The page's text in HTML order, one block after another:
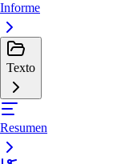
Informe
Texto
Resumen